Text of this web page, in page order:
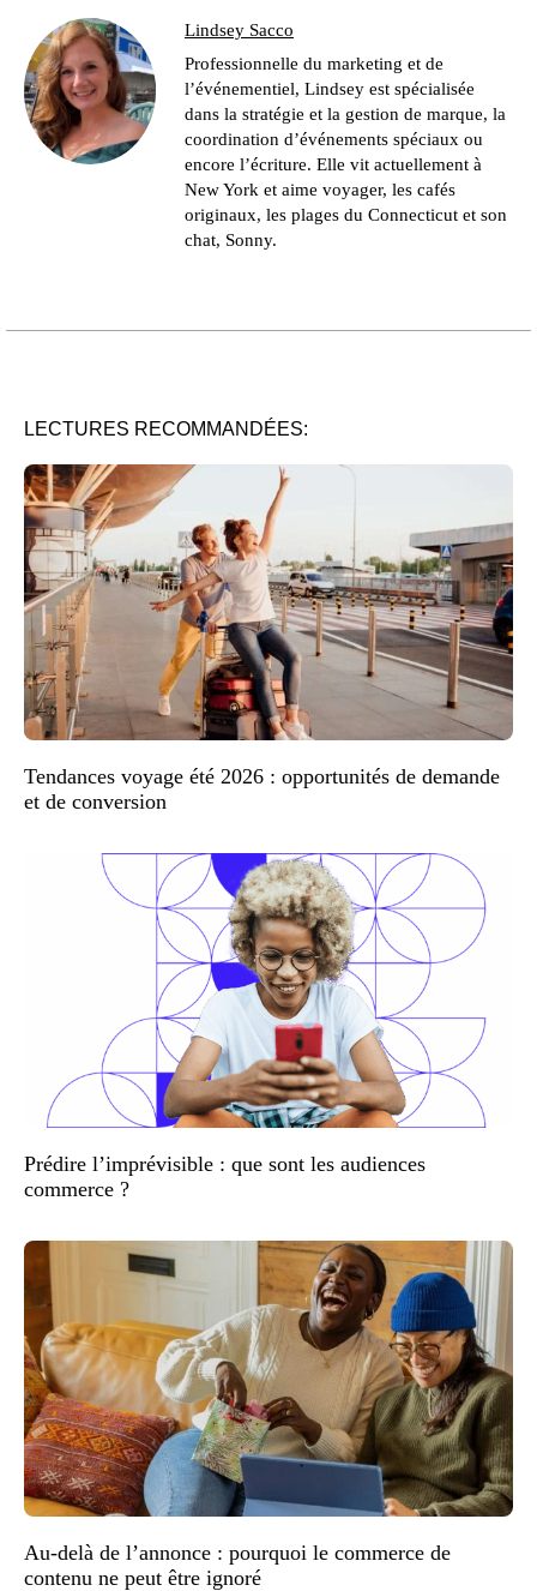
Lindsey Sacco
Professionnelle du marketing et de
l’événementiel, Lindsey est spécialisée
dans la stratégie et la gestion de marque, la
coordination d’événements spéciaux ou
encore l’écriture. Elle vit actuellement à
New York et aime voyager, les cafés
originaux, les plages du Connecticut et son
chat, Sonny.
LECTURES RECOMMANDÉES:
Tendances voyage été 2026 : opportunités de demande
et de conversion
Prédire l’imprévisible : que sont les audiences
commerce ?
Au-delà de l’annonce : pourquoi le commerce de
contenu ne peut être ignoré